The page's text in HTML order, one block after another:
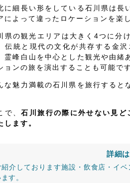
に細長い形をしている石川県は長
によって違ったロケーションを楽
県の観光エリアは大きく4つに分
伝統と現代の文化が共存する金
霊峰白山を中心とした観光や由緒
ョンの旅を演出することも可能です
な魅力満載の石川県を旅行すると
で、石川旅行の際に外せない見
します。
詳細
紹介しております施設・飲食店・イ
す。